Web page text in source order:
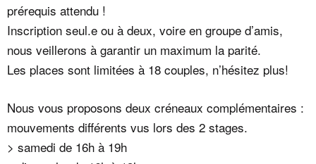
prérequis attendu !
Inscription seul.e ou à deux, voire en groupe d’amis,
nous veillerons à garantir un maximum la parité.
Les places sont limitées à 18 couples, n’hésitez plus!
Nous vous proposons deux créneaux complémentaires :
mouvements différents vus lors des 2 stages.
> samedi de 16h à 19h